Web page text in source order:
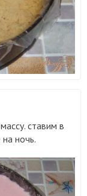
ставим в
ночь.